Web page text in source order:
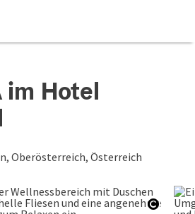
im Hotel
Oberösterreich, Österreich